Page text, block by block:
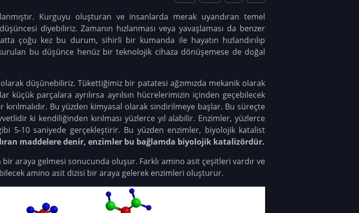
Kurguyu oluşturan ve insanlarda merak uyandıran temel
diyebiliriz. Zamanın hızlanması veya yavaşlaması da benzer
çoğu kez bu durum, sihirli bir kumanda ile hayatın hızlandırılıp
kurulan bu düşünce henüz bir teknolojik cihaza dönüşemese de doğal
düşünebiliriz. Tükettiğimiz bir patatesi ağzımızda mekanik olarak
küçük parçalara ayrılırsa ayrılsın hücrelerimizin içinden geçebilecek
Bu yüzden kimyasal olarak sindirilmeye başlar. Bu süreçte
ki kendiliğinden kırılması yüzlerce yıl alabilir. Enzimler, yüzlerce
gibi 5-10 saniyede gerçekleştirir. Bu yüzden enzimler, biyolojik katalist
maddelere denir, enzimler bu bağlamda biyolojik katalizördür.
araya gelmesi sonucunda oluşur. Farklı amino asit çeşitleri vardır ve
amino asit dizisi bir araya gelerek enzimleri oluşturur.